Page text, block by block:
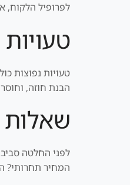
לפרופיל הלקוח,
טעויות נפוצות
הבנת חוזה,
שאלות
לפני החלטה
המחיר תחרותי?